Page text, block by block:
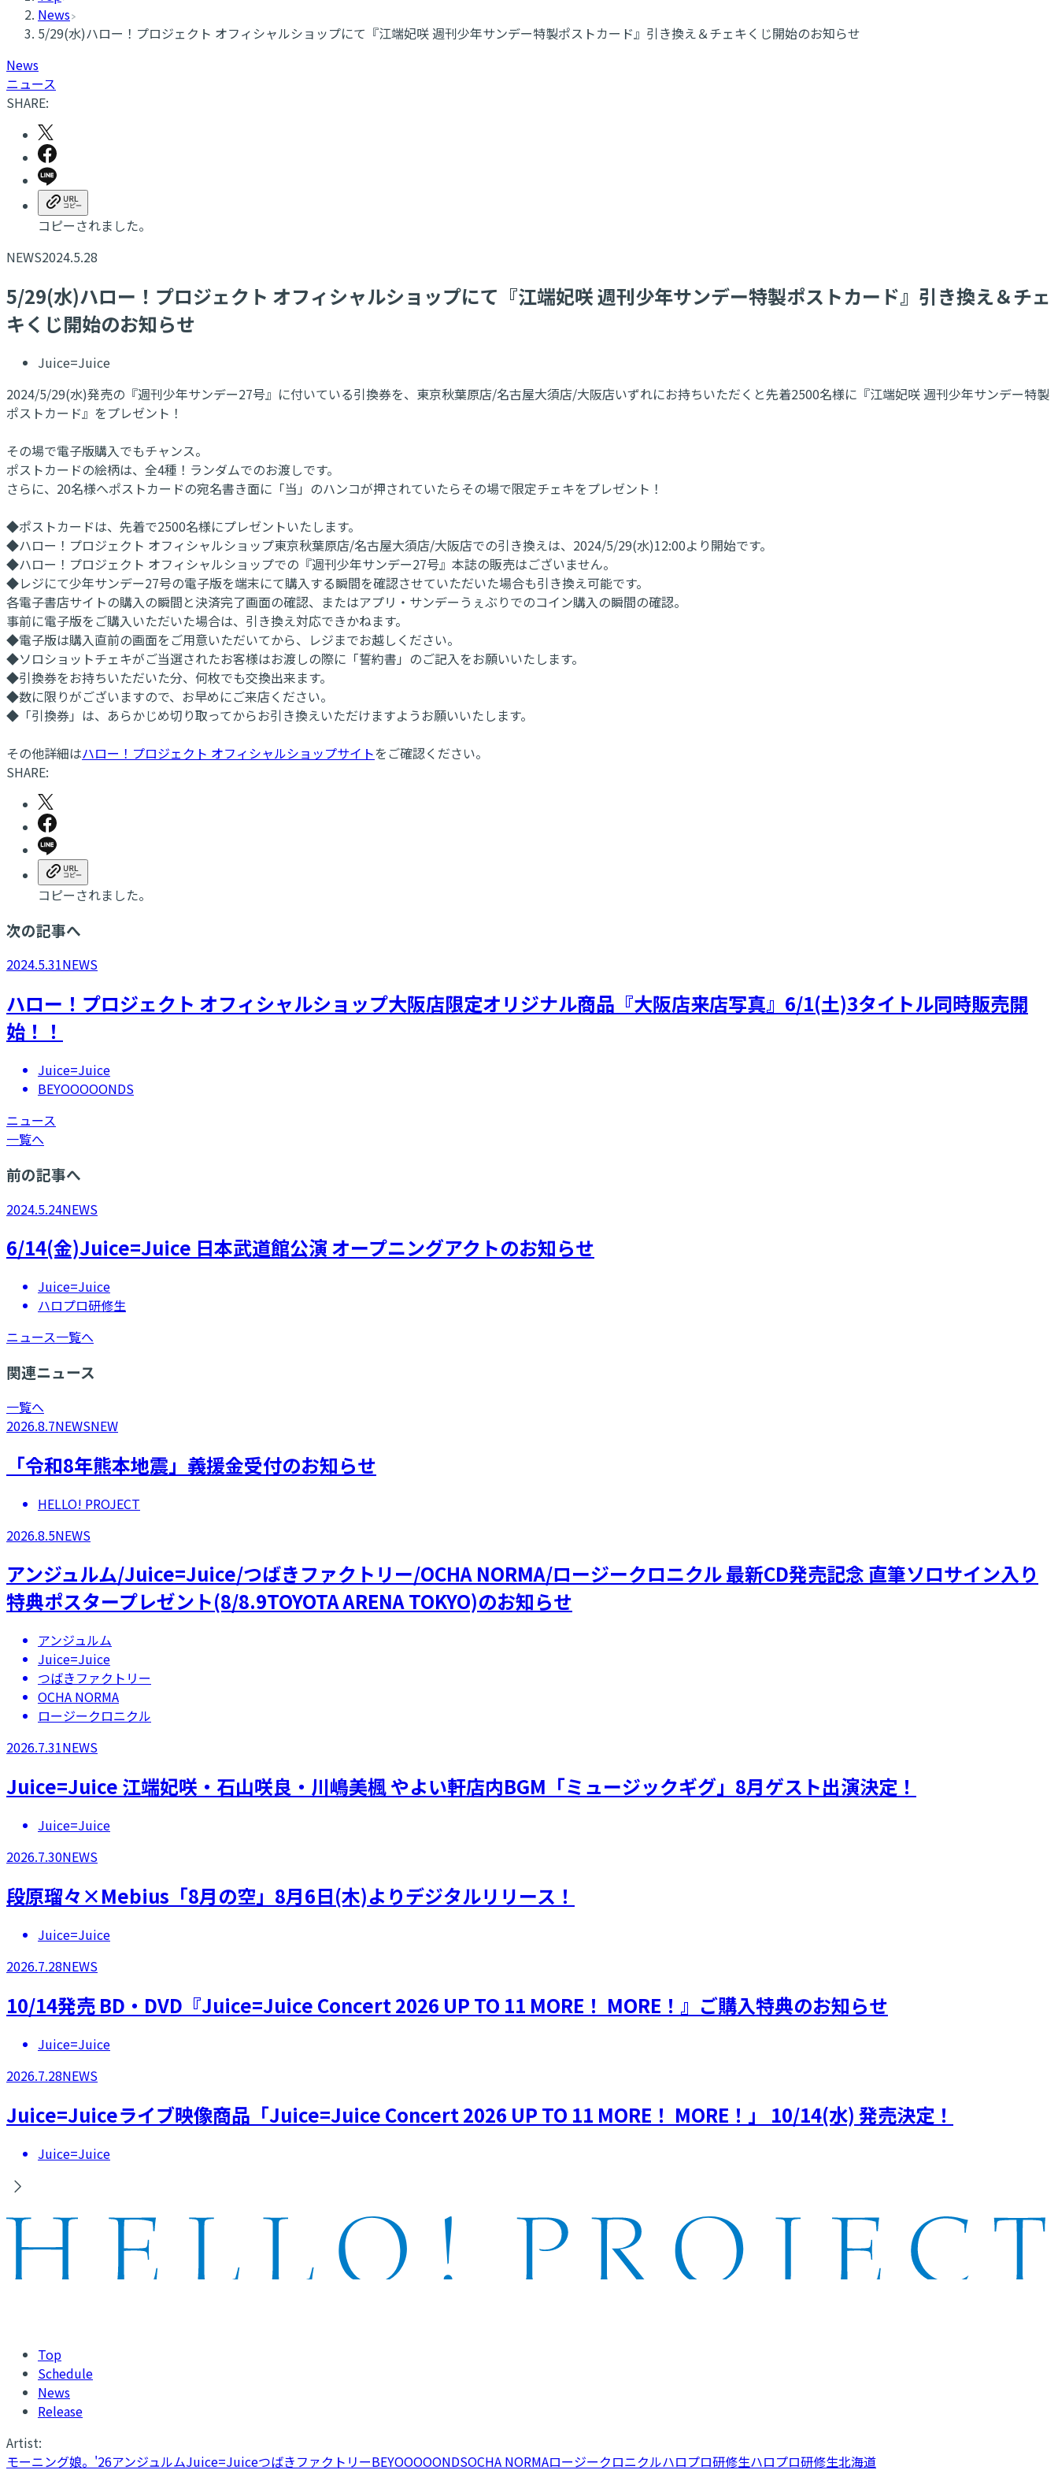
News
5/29(水)ハロー！プロジェクト オフィシャルショップにて『江端妃咲 週刊少年サンデー特製ポストカード』引き換え＆チェキくじ開始のお知らせ
News
ニュース
SHARE:
コピーされました。
NEWS2024.5.28
5/29(水)ハロー！プロジェクト オフィシャルショップにて『江端妃咲 週刊少年サンデー特製ポストカード』引き換え＆チェ
キくじ開始のお知らせ
Juice=Juice
2024/5/29(水)発売の『週刊少年サンデー27号』に付いている引換券を、東京秋葉原店/名古屋大須店/大阪店いずれにお持ちいただくと先着2500名様に『江端妃咲 週刊少年サンデー特製
ポストカード』をプレゼント！
その場で電子版購入でもチャンス。
ポストカードの絵柄は、全4種！ランダムでのお渡しです。
さらに、20名様へポストカードの宛名書き面に「当」のハンコが押されていたらその場で限定チェキをプレゼント！
◆ポストカードは、先着で2500名様にプレゼントいたします。
◆ハロー！プロジェクト オフィシャルショップ東京秋葉原店/名古屋大須店/大阪店での引き換えは、2024/5/29(水)12:00より開始です。
◆ハロー！プロジェクト オフィシャルショップでの『週刊少年サンデー27号』本誌の販売はございません。
◆レジにて少年サンデー27号の電子版を端末にて購入する瞬間を確認させていただいた場合も引き換え可能です。
各電子書店サイトの購入の瞬間と決済完了画面の確認、またはアプリ・サンデーうぇぶりでのコイン購入の瞬間の確認。
事前に電子版をご購入いただいた場合は、引き換え対応できかねます。
◆電子版は購入直前の画面をご用意いただいてから、レジまでお越しください。
◆ソロショットチェキがご当選されたお客様はお渡しの際に「誓約書」のご記入をお願いいたします。
◆引換券をお持ちいただいた分、何枚でも交換出来ます。
◆数に限りがございますので、お早めにご来店ください。
◆「引換券」は、あらかじめ切り取ってからお引き換えいただけますようお願いいたします。
その他詳細はハロー！プロジェクト オフィシャルショップサイトをご確認ください。
SHARE:
コピーされました。
次の記事へ
2024.5.31NEWS
ハロー！プロジェクト オフィシャルショップ大阪店限定オリジナル商品『大阪店来店写真』6/1(土)3タイトル同時販売開
始！！
Juice=Juice
BEYOOOOONDS
ニュース
一覧へ
前の記事へ
2024.5.24NEWS
6/14(金)Juice=Juice 日本武道館公演 オープニングアクトのお知らせ
Juice=Juice
ハロプロ研修生
ニュース一覧へ
関連ニュース
一覧へ
2026.8.7NEWSNEW
「令和8年熊本地震」義援金受付のお知らせ
HELLO! PROJECT
2026.8.5NEWS
アンジュルム/Juice=Juice/つばきファクトリー/OCHA NORMA/ロージークロニクル 最新CD発売記念 直筆ソロサイン入り
特典ポスタープレゼント(8/8.9TOYOTA ARENA TOKYO)のお知らせ
アンジュルム
Juice=Juice
つばきファクトリー
OCHA NORMA
ロージークロニクル
2026.7.31NEWS
Juice=Juice 江端妃咲・石山咲良・川嶋美楓 やよい軒店内BGM「ミュージックギグ」8月ゲスト出演決定！
Juice=Juice
2026.7.30NEWS
段原瑠々×Mebius「8月の空」8月6日(木)よりデジタルリリース！
Juice=Juice
2026.7.28NEWS
10/14発売 BD・DVD『Juice=Juice Concert 2026 UP TO 11 MORE！ MORE！』ご購入特典のお知らせ
Juice=Juice
2026.7.28NEWS
Juice=Juiceライブ映像商品「Juice=Juice Concert 2026 UP TO 11 MORE！ MORE！」 10/14(水) 発売決定！
Juice=Juice
Top
Schedule
News
Release
Artist:
モーニング娘。'26アンジュルムJuice=JuiceつばきファクトリーBEYOOOOONDSOCHA NORMAロージークロニクルハロプロ研修生ハロプロ研修生北海道